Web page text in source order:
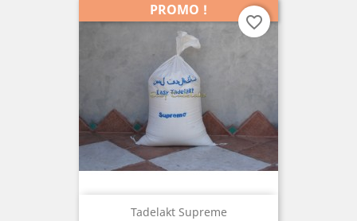
Tadelakt Supreme
PROMO !
favorite_border